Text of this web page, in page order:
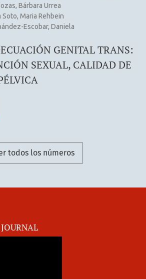
Bárbara Urrea
Soto, Maria Rehbein
Escobar, Daniela
GENITAL TRANS:
SEXUAL, CALIDAD DE
todos los números